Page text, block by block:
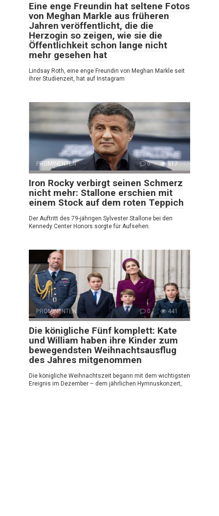
Eine enge Freundin hat seltene Fotos
von Meghan Markle aus früheren
Jahren veröffentlicht, die die
Herzogin so zeigen, wie sie die
Öffentlichkeit schon lange nicht
mehr gesehen hat
Lindsay Roth, eine enge Freundin von Meghan Markle seit
ihrer Studienzeit, hat auf Instagram
PROMINENTEN 0 517
Iron Rocky verbirgt seinen Schmerz
nicht mehr: Stallone erschien mit
einem Stock auf dem roten Teppich
Der Auftritt des 79-jährigen Sylvester Stallone bei den
Kennedy Center Honors sorgte für Aufsehen.
PROMINENTEN 0 441
Die königliche Fünf komplett: Kate
und William haben ihre Kinder zum
bewegendsten Weihnachtsausflug
des Jahres mitgenommen
Die königliche Weihnachtszeit begann mit dem wichtigsten
Ereignis im Dezember – dem jährlichen Hymnuskonzert,